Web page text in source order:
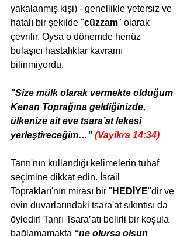
yakalanmış kişi) - genellikle yetersiz ve
hatalı bir şekilde "cüzzam" olarak
çevrilir. Oysa o dönemde henüz
bulaşıcı hastalıklar kavramı
bilinmiyordu.
"Size mülk olarak vermekte olduğum
Kenan Toprağına geldiğinizde,
ülkenize ait eve tsara’at lekesi
yerleştireceğim…" (Vayikra 14:34)
Tanrı'nın kullandığı kelimelerin tuhaf
seçimine dikkat edin. İsrail
Toprakları'nın mirası bir " HEDİYE"dir ve
evin duvarlarındaki tsara'at sıkıntısı da
öyledir! Tanrı Tsara’atı belirli bir koşula
bağlamamakta “ne olursa olsun